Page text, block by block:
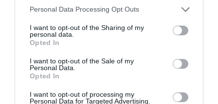
Personal Data Processing Opt Outs
I want to opt-out of the Sharing of my
personal data.
Opted In
I want to opt-out of the Sale of my
Personal Data.
Opted In
I want to opt-out of processing my
Personal Data for Targeted Advertising.
La venta online de medicamentos
de uso humano: seguridad y
trazabilidad
28/07/2026
Récord de comunicaciones para el